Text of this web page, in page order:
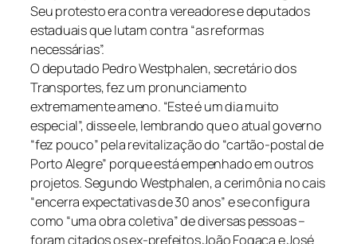
Seu protesto era contra vereadores e deputados
estaduais que lutam contra “as reformas
necessárias”.
O deputado Pedro Westphalen, secretário dos
Transportes, fez um pronunciamento
extremamente ameno. “Este é um dia muito
especial”, disse ele, lembrando que o atual governo
“fez pouco” pela revitalização do “cartão-postal de
Porto Alegre” porque está empenhado em outros
projetos. Segundo Westphalen, a cerimônia no cais
“encerra expectativas de 30 anos” e se configura
como “uma obra coletiva” de diversas pessoas –
foram citados os ex-prefeitos João Fogaça e José